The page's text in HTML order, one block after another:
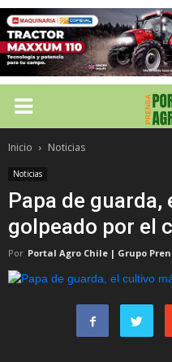
Inicio Noticias
Noticias
Papa de
golpeado por el
Por Portal Agro Chile | Grupo